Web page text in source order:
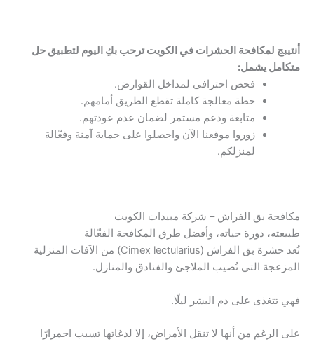
أنتيبج لمكافحة الحشرات في الكويت ترحب بكِ اليوم لتطبيق حل
متكامل يشمل:
فحص احترافي لمداخل القوارض.
خطة معالجة كاملة تقطع الطريق أمامهم.
متابعة ودعم مستمر لضمان عدم عودتهم.
زوروا موقعنا الآن واحصلوا على حماية آمنة وفعّالة
لمنزلكم.
مكافحة بق الفراش – شركة مبيدات الكويت
طبيعته، دورة حياته، وأفضل طرق المكافحة الفعّالة
تُعد حشرة بق الفراش (Cimex lectularius) من الآفات المنزلية
المزعجة التي تُصيب الملاجئ والفنادق والمنازل.
فهي تتغذى على دم البشر ليلًا.
على الرغم من أنها لا تنقل الأمراض، إلا لدغاتها تسبب احمرارًا